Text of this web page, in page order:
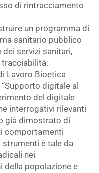
di rintracciamento
un programma di
sanitario pubblico
servizi sanitari,
Lavoro Bioetica
digitale al
del digitale
interrogativi rilevanti
già dimostrato di
comportamenti
strumenti è tale da
nei
della popolazione e